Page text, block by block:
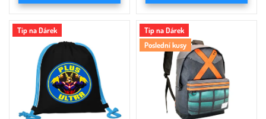
Tip na Dárek
Tip na Dárek
Poslední kusy